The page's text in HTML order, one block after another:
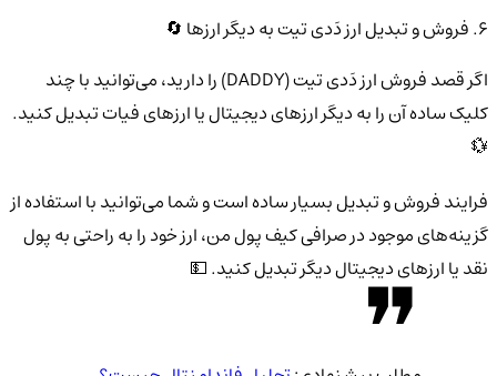
اگر قصد فروش ارز دَدی تیت (DADDY) را دارید، می‌توانید با چند
کلیک ساده آن را به دیگر ارزهای دیجیتال یا ارزهای فیات تبدیل کنید.
💱
فرایند فروش و تبدیل بسیار ساده است و شما می‌توانید با استفاده از
گزینه‌های موجود در صرافی کیف پول من، ارز خود را به راحتی به پول
نقد یا ارزهای دیجیتال دیگر تبدیل کنید. 💵